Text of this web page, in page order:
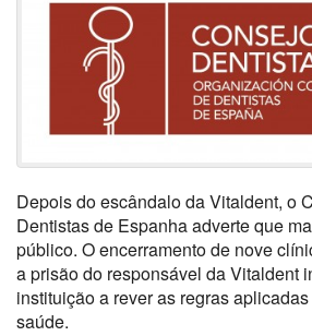
Depois do escândalo da Vitaldent, o
Dentistas de Espanha adverte que
público. O encerramento de nove
a prisão do responsável da Vitaldent
instituição a rever as regras
saúde.